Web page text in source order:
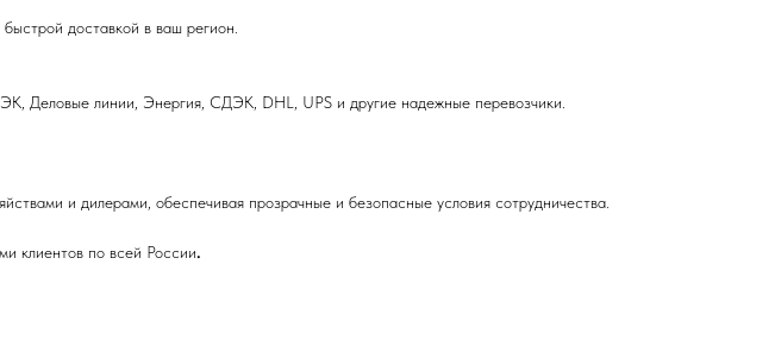
доставкой в ваш регион.
Деловые линии, Энергия, СДЭК, DHL, UPS и другие надежные перевозчики.
и дилерами, обеспечивая прозрачные и безопасные условия сотрудничества.
клиентов по всей России.